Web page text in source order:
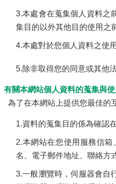
3.本處會在蒐集個人資料之
集目的以外其他目的使用之
4.本處對於您個人資料之使
5.除非取得您的同意或其他
有關本網站個人資料的蒐集與
為了在本網站上提供您最佳的
1.資料的蒐集目的係為確認
2.本網站在您使用服務信
名、電子郵件地址、聯絡方
3.一般瀏覽時，伺服器會自